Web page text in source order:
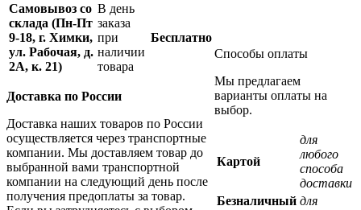
Самовывоз со
склада (Пн-Пт
9-18, г. Химки,
ул. Рабочая, д.
2А, к. 21)
В день
заказа
при
наличии
товара
Бесплатно
Доставка по России
Доставка наших товаров по России
осуществляется через транспортные
компании. Мы доставляем товар до
выбранной вами транспортной
компании на следующий день после
получения предоплаты за товар.
Способы оплаты
Мы предлагаем
варианты оплаты на
выбор.
Картой
для
любого
способа
доставки
Безналичный для